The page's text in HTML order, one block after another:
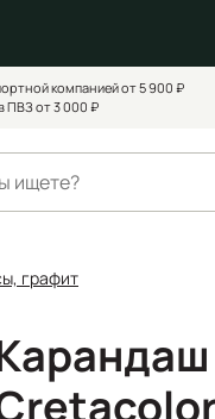
компанией от 5 900 ₽
ПВЗ от 3 000 ₽
графит